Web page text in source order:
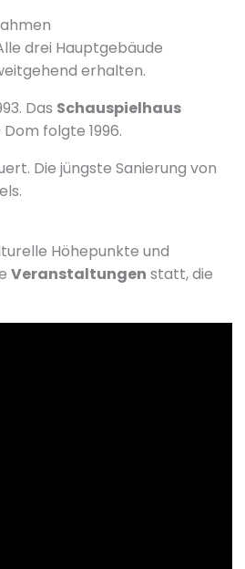
drei Hauptgebäude
erhalten.
Das Schauspielhaus
folgte 1996.
Die jüngste Sanierung von
Höhepunkte und
Veranstaltungen statt, die